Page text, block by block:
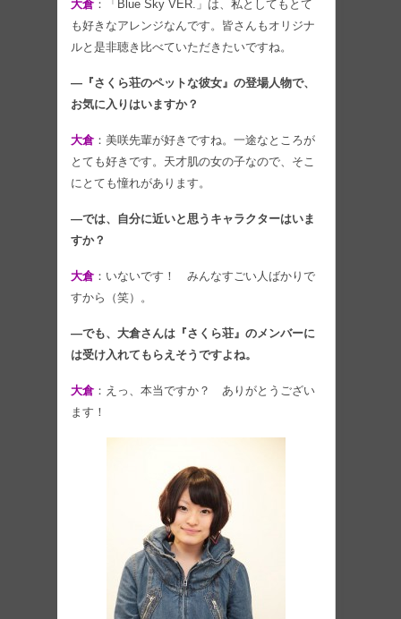
大倉 ：「Blue Sky VER.」は、私としてもとて
も好きなアレンジなんです。皆さんもオリジナ
ルと是非聴き比べていただきたいですね。
―『さくら荘のペットな彼女』の登場人物で、
お気に入りはいますか？
大倉 ：美咲先輩が好きですね。一途なところが
とても好きです。天才肌の女の子なので、そこ
にとても憧れがあります。
―では、自分に近いと思うキャラクターはいま
すか？
大倉 ：いないです！ みんなすごい人ばかりで
すから（笑）。
―でも、大倉さんは『さくら荘』のメンバーに
は受け入れてもらえそうですよね。
大倉 ：えっ、本当ですか？ ありがとうござい
ます！